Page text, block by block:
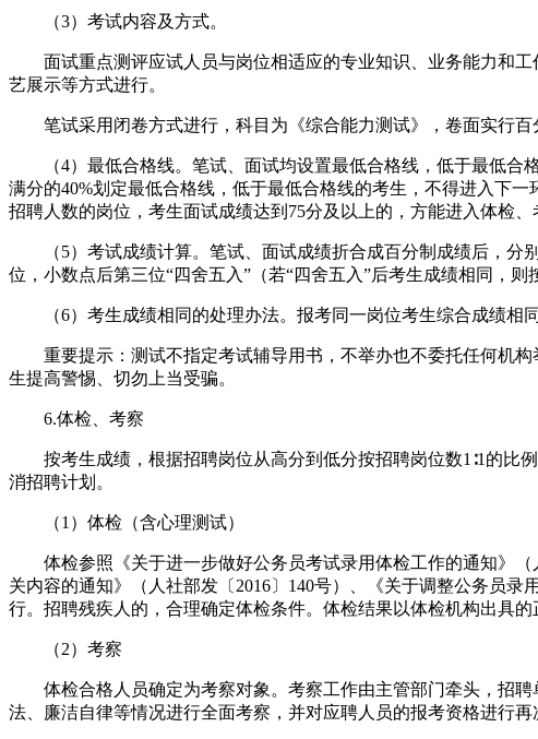
（3）考试内容及方式。
面试重点测评应试人员与岗位相适应的专业知识、业务能力和工
艺展示等方式进行。
笔试采用闭卷方式进行，科目为《综合能力测试》，卷面实行百
（4）最低合格线。笔试、面试均设置最低合格线，低于最低合
满分的40%划定最低合格线，低于最低合格线的考生，不得进入下
招聘人数的岗位，考生面试成绩达到75分及以上的，方能进入体检、
（5）考试成绩计算。笔试、面试成绩折合成百分制成绩后，分别
位，小数点后第三位“四舍五入”（若“四舍五入”后考生成绩相同，则
（6）考生成绩相同的处理办法。报考同一岗位考生综合成绩相
重要提示：测试不指定考试辅导用书，不举办也不委托任何机构
生提高警惕、切勿上当受骗。
6.体检、考察
按考生成绩，根据招聘岗位从高分到低分按招聘岗位数1∶1的比
消招聘计划。
（1）体检（含心理测试）
体检参照《关于进一步做好公务员考试录用体检工作的通知》（
关内容的通知》（人社部发〔2016〕140号）、《关于调整公务员
行。招聘残疾人的，合理确定体检条件。体检结果以体检机构出具
（2）考察
体检合格人员确定为考察对象。考察工作由主管部门牵头，招聘
法、廉洁自律等情况进行全面考察，并对应聘人员的报考资格进行再